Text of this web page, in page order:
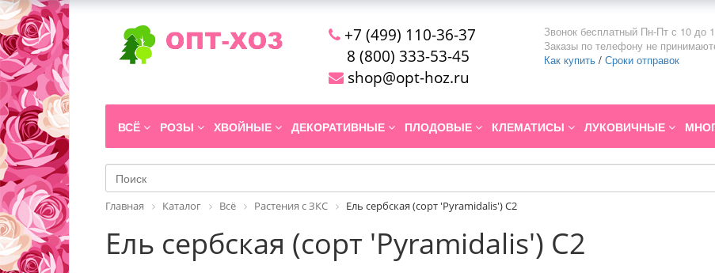
+7 (499) 110-36-37
8 (800) 333-53-45
shop@opt-hoz.ru
Звонок бесплатный Пн-Пт с 10 до
Заказы по телефону не
Как купить / Сроки отправок
ВСЁ РОЗЫ ХВОЙНЫЕ ДЕКОРАТИВНЫЕ ПЛОДОВЫЕ КЛЕМАТИСЫ ЛУКОВИЧНЫЕ
Главная Каталог Всё Растения с ЗКС Ель сербская (сорт 'Pyramidalis') C2
Ель сербская (сорт 'Pyramidalis') C2